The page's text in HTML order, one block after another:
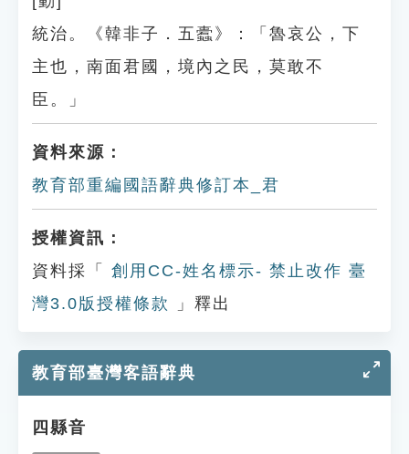
統治。《韓非子．五蠹》：「魯哀公，下
主也，南面君國，境內之民，莫敢不
臣。」
資料來源：
教育部重編國語辭典修訂本_君
授權資訊：
資料採「
創用CC-姓名標示- 禁止改作 臺
灣3.0版授權條款
」釋出
教育部臺灣客語辭典
四縣音